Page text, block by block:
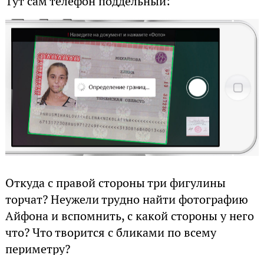
Откуда с правой стороны три фигулины
торчат? Неужели трудно найти фотографию
Айфона и вспомнить, с какой стороны у него
что? Что творится с бликами по всему
периметру?